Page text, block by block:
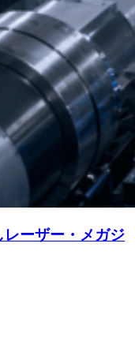
ーザー・メガジ